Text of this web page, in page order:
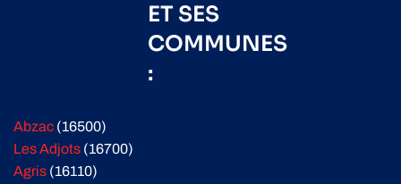
ET SES
COMMUNES
:
Abzac (16500)
Les Adjots (16700)
Agris (16110)